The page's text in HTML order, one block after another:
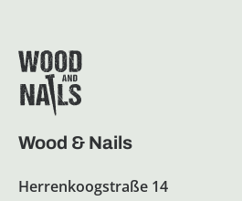
Wood & Nails
Herrenkoogstraße 14